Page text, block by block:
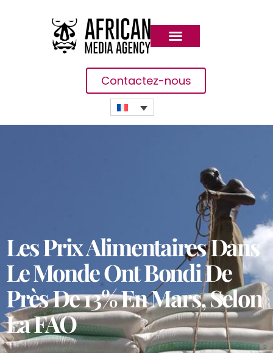
Contactez-nous
Les Prix Alimentaires Dans
Le Monde Ont Bondi De
Près De 13% En Mars, Selon
La FAO